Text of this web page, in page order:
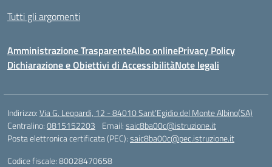
Tutti gli argomenti
Amministrazione TrasparenteAlbo onlinePrivacy Policy
Dichiarazione e Obiettivi di AccessibilitàNote legali
Indirizzo:Via G. Leopardi, 12 - 84010 Sant’Egidio del Monte Albino(SA)
Centralino:0815152203 Email:saic8ba00c@istruzione.it
Posta elettronica certificata (PEC):saic8ba00c@pec.istruzione.it
Codice fiscale: 80028470658